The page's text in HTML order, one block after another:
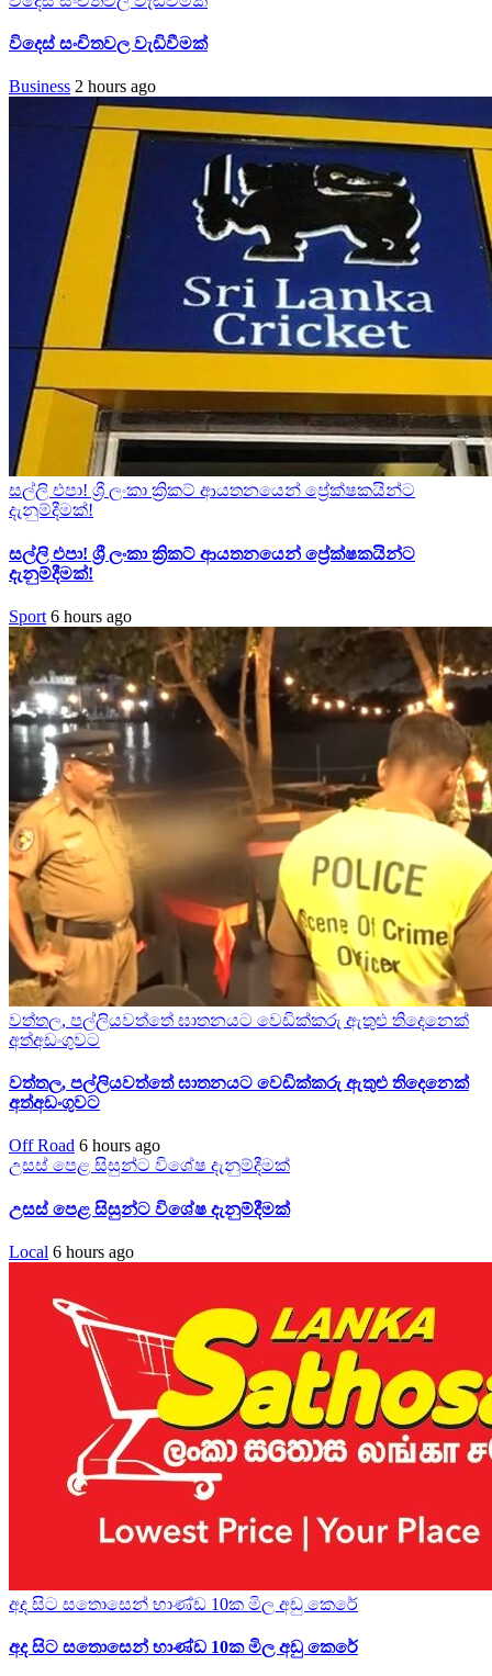
විදෙස් සංචිතවල වැඩිවීමක්
Business 2 hours ago
සල්ලි එපා! ශ්‍රී ලංකා ක්‍රිකට් ආයතනයෙන් ප්‍රේක්ෂකයින්ට
දැනුම්දීමක්!
සල්ලි එපා! ශ්‍රී ලංකා ක්‍රිකට් ආයතනයෙන් ප්‍රේක්ෂකයින්ට
දැනුම්දීමක්!
Sport 6 hours ago
වත්තල, පල්ලියවත්තේ ඝාතනයට වෙඩික්කරු ඇතුළු තිදෙනෙක්
අත්අඩංගුවට
වත්තල, පල්ලියවත්තේ ඝාතනයට වෙඩික්කරු ඇතුළු තිදෙනෙක්
අත්අඩංගුවට
Off Road 6 hours ago
උසස් පෙළ සිසුන්ට විශේෂ දැනුම්දීමක්
උසස් පෙළ සිසුන්ට විශේෂ දැනුම්දීමක්
Local 6 hours ago
අද සිට සතොසෙන් භාණ්ඩ 10ක මිල අඩු කෙරේ
අද සිට සතොසෙන් භාණ්ඩ 10ක මිල අඩු කෙරේ